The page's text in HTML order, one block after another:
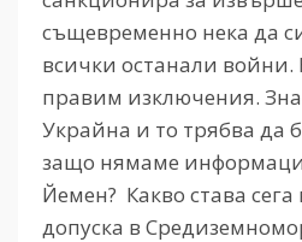
същевременно нека да
всички останали
правим изключения.
Украйна и то трябва да
защо нямаме
Йемен? Какво става
допуска в